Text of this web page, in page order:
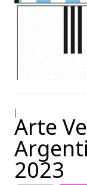
Arte
2023